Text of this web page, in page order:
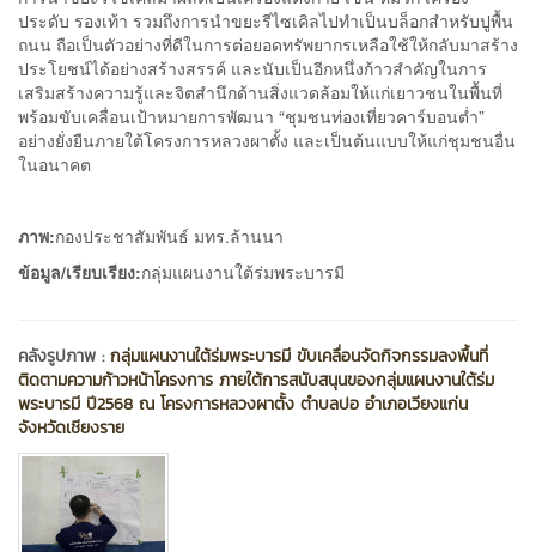
ประดับ รองเท้า รวมถึงการนำขยะรีไซเคิลไปทำเป็นบล็อกสำหรับปูพื้น
ถนน ถือเป็นตัวอย่างที่ดีในการต่อยอดทรัพยากรเหลือใช้ให้กลับมาสร้าง
ประโยชน์ได้อย่างสร้างสรรค์ และนับเป็นอีกหนึ่งก้าวสำคัญในการ
เสริมสร้างความรู้และจิตสำนึกด้านสิ่งแวดล้อมให้แก่เยาวชนในพื้นที่
พร้อมขับเคลื่อนเป้าหมายการพัฒนา “ชุมชนท่องเที่ยวคาร์บอนต่ำ”
อย่างยั่งยืนภายใต้โครงการหลวงผาตั้ง และเป็นต้นแบบให้แก่ชุมชนอื่น
ในอนาคต
ภาพ:กองประชาสัมพันธ์ มทร.ล้านนา
ข้อมูล/เรียบเรียง:กลุ่มแผนงานใต้ร่มพระบารมี
คลังรูปภาพ :กลุ่มแผนงานใต้ร่มพระบารมี ขับเคลื่อนจัดกิจกรรมลงพื้นที่
ติดตามความก้าวหน้าโครงการ ภายใต้การสนับสนุนของกลุ่มแผนงานใต้ร่ม
พระบารมี ปี2568 ณ โครงการหลวงผาตั้ง ตำบลปอ อำเภอเวียงแก่น
จังหวัดเชียงราย